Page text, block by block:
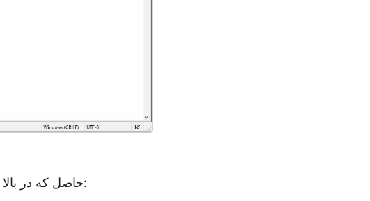
کتاب کار ورودی اکسل و فایل JSON حاصل که در بالا ایجاد شده است را می توان از: